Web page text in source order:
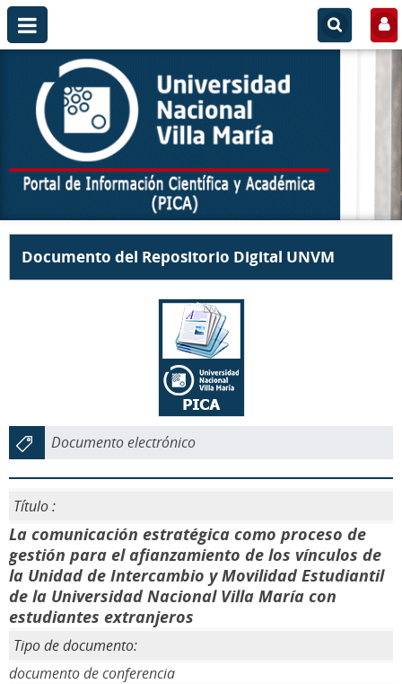
Documento del Repositorio Digital UNVM
Documento electrónico
Título :
La comunicación estratégica como proceso de
gestión para el afianzamiento de los vínculos de
la Unidad de Intercambio y Movilidad Estudiantil
de la Universidad Nacional Villa María con
estudiantes extranjeros
Tipo de documento:
documento de conferencia